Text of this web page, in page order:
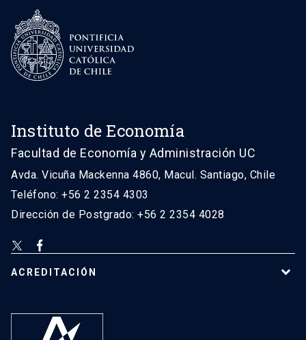
Instituto de Economía
Facultad de Economía y Administración UC
Avda. Vicuña Mackenna 4860, Macul. Santiago, Chile
Teléfono: +56 2 2354 4303
Dirección de Postgrado: +56 2 2354 4028
ACREDITACIÓN